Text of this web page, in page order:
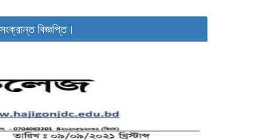
বিজ্ঞপ্তি।